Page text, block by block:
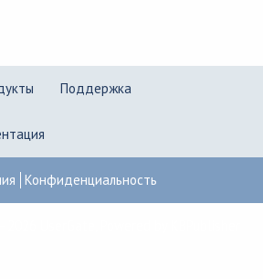
Поддержка
Конфиденциальность